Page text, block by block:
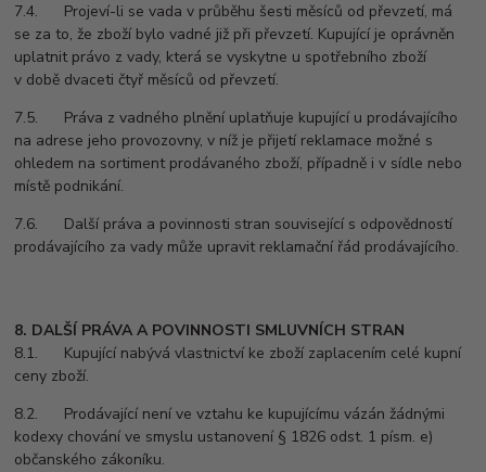
7.4. Projeví-li se vada v průběhu šesti měsíců od převzetí, má
se za to, že zboží bylo vadné již při převzetí. Kupující je oprávněn
uplatnit právo z vady, která se vyskytne u spotřebního zboží
v době dvaceti čtyř měsíců od převzetí.
7.5. Práva z vadného plnění uplatňuje kupující u prodávajícího
na adrese jeho provozovny, v níž je přijetí reklamace možné s
ohledem na sortiment prodávaného zboží, případně i v sídle nebo
místě podnikání.
7.6. Další práva a povinnosti stran související s odpovědností
prodávajícího za vady může upravit reklamační řád prodávajícího.
8. DALŠÍ PRÁVA A POVINNOSTI SMLUVNÍCH STRAN
8.1. Kupující nabývá vlastnictví ke zboží zaplacením celé kupní
ceny zboží.
8.2. Prodávající není ve vztahu ke kupujícímu vázán žádnými
kodexy chování ve smyslu ustanovení § 1826 odst. 1 písm. e)
občanského zákoníku.